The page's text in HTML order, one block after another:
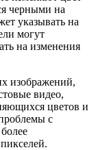
черными на
указывать на
могут
на изменения
изображений,
видео,
цветов и
с